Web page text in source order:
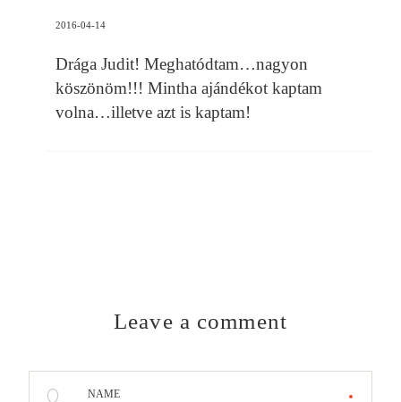
2016-04-14
Drága Judit! Meghatódtam…nagyon
köszönöm!!! Mintha ajándékot kaptam
volna…illetve azt is kaptam!
Leave a comment
NAME